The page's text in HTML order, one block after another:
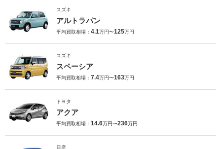
スズキ
アルトラパン
平均買取相場： 4.1万円〜125万円
スズキ
スペーシア
平均買取相場： 7.4万円〜163万円
トヨタ
アクア
平均買取相場： 14.6万円〜236万円
日産